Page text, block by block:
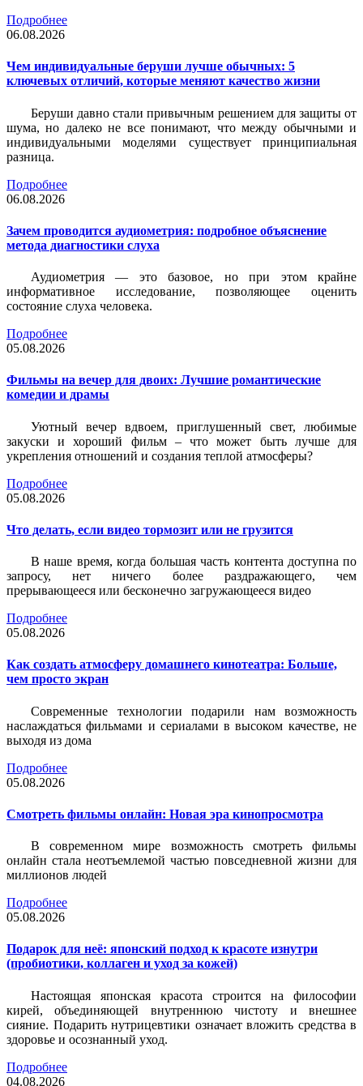
Подробнее
06.08.2026
Чем индивидуальные беруши лучше обычных: 5
ключевых отличий, которые меняют качество жизни
Беруши давно стали привычным решением для защиты от
шума, но далеко не все понимают, что между обычными и
индивидуальными моделями существует принципиальная
разница.
Подробнее
06.08.2026
Зачем проводится аудиометрия: подробное объяснение
метода диагностики слуха
Аудиометрия — это базовое, но при этом крайне
информативное исследование, позволяющее оценить
состояние слуха человека.
Подробнее
05.08.2026
Фильмы на вечер для двоих: Лучшие романтические
комедии и драмы
Уютный вечер вдвоем, приглушенный свет, любимые
закуски и хороший фильм – что может быть лучше для
укрепления отношений и создания теплой атмосферы?
Подробнее
05.08.2026
Что делать, если видео тормозит или не грузится
В наше время, когда большая часть контента доступна по
запросу, нет ничего более раздражающего, чем
прерывающееся или бесконечно загружающееся видео
Подробнее
05.08.2026
Как создать атмосферу домашнего кинотеатра: Больше,
чем просто экран
Современные технологии подарили нам возможность
наслаждаться фильмами и сериалами в высоком качестве, не
выходя из дома
Подробнее
05.08.2026
Смотреть фильмы онлайн: Новая эра кинопросмотра
В современном мире возможность смотреть фильмы
онлайн стала неотъемлемой частью повседневной жизни для
миллионов людей
Подробнее
05.08.2026
Подарок для неё: японский подход к красоте изнутри
(пробиотики, коллаген и уход за кожей)
Настоящая японская красота строится на философии
кирей, объединяющей внутреннюю чистоту и внешнее
сияние. Подарить нутрицевтики означает вложить средства в
здоровье и осознанный уход.
Подробнее
04.08.2026